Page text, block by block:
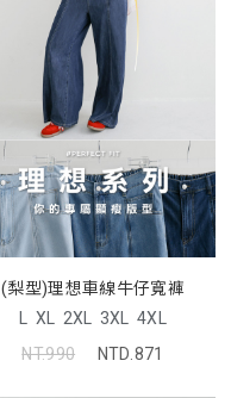
(梨型)理想車線牛仔寬褲
L XL 2XL 3XL 4XL
NT.990
NTD.871